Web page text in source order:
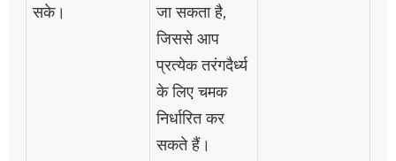
सके।
जा सकता है,
जिससे आप
प्रत्येक तरंगदैर्ध्य
के लिए चमक
निर्धारित कर
सकते हैं।